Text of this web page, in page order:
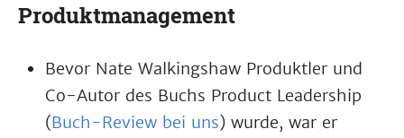
Produktmanagement
Bevor Nate Walkingshaw Produktler und
Co-Autor des Buchs Product Leadership
(Buch-Review bei uns) wurde, war er